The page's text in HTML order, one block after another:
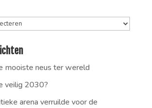
mooiste neus ter wereld
veilig 2030?
arena verruilde voor de